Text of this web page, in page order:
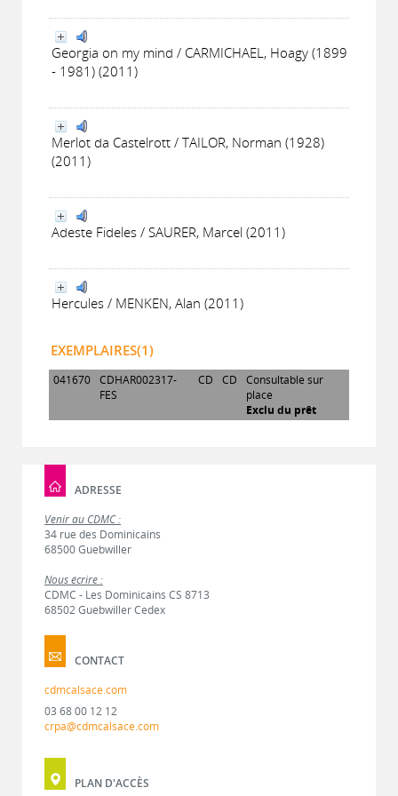
Georgia on my mind / CARMICHAEL, Hoagy (1899
- 1981) (2011)
Merlot da Castelrott / TAILOR, Norman (1928)
(2011)
Adeste Fideles / SAURER, Marcel (2011)
Hercules / MENKEN, Alan (2011)
EXEMPLAIRES(1)
041670 CDHAR002317-
FES
CD CD
Consultable sur
place
Exclu du prêt
ADRESSE
Venir au CDMC :
34 rue des Dominicains
68500 Guebwiller
Nous écrire :
CDMC - Les Dominicains CS 8713
68502 Guebwiller Cedex
CONTACT
cdmcalsace.com
03 68 00 12 12
crpa@cdmcalsace.com
PLAN D'ACCÈS